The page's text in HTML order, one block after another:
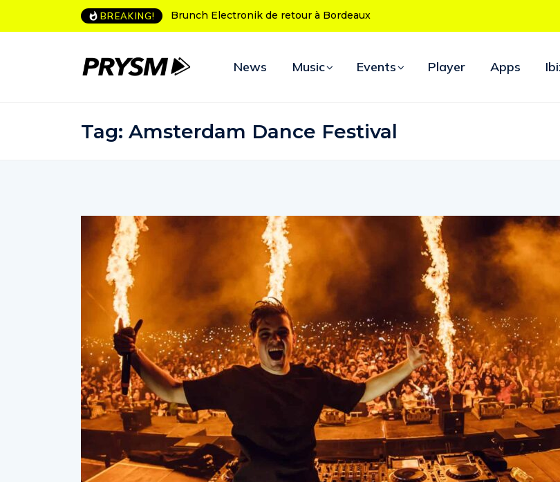
BREAKING!
Electronik de retour à Bordeaux L’Amnesia Ibiza fête ses 50 ans : le
programme des soirées d’ouverture
News Music Events Player Apps
Tag: Amsterdam Dance Festival